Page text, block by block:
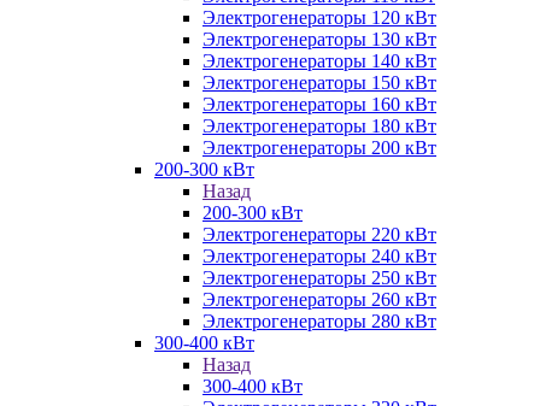
Электрогенераторы 120 кВт
Электрогенераторы 130 кВт
Электрогенераторы 140 кВт
Электрогенераторы 150 кВт
Электрогенераторы 160 кВт
Электрогенераторы 180 кВт
Электрогенераторы 200 кВт
200-300 кВт
Назад
200-300 кВт
Электрогенераторы 220 кВт
Электрогенераторы 240 кВт
Электрогенераторы 250 кВт
Электрогенераторы 260 кВт
Электрогенераторы 280 кВт
300-400 кВт
Назад
300-400 кВт